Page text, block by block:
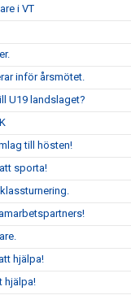
i VT
inför årsmötet.
U19 landslaget?
till hösten!
sporta!
hjälpa!
hjälpa!